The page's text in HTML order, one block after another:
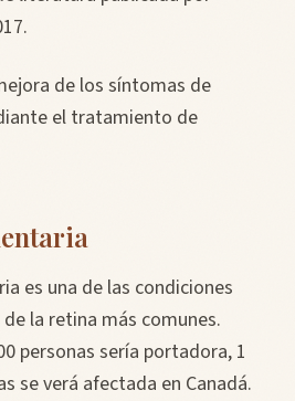
de los síntomas de
el tratamiento de
es una de las condiciones
la retina más comunes.
personas sería portadora, 1
se verá afectada en Canadá.